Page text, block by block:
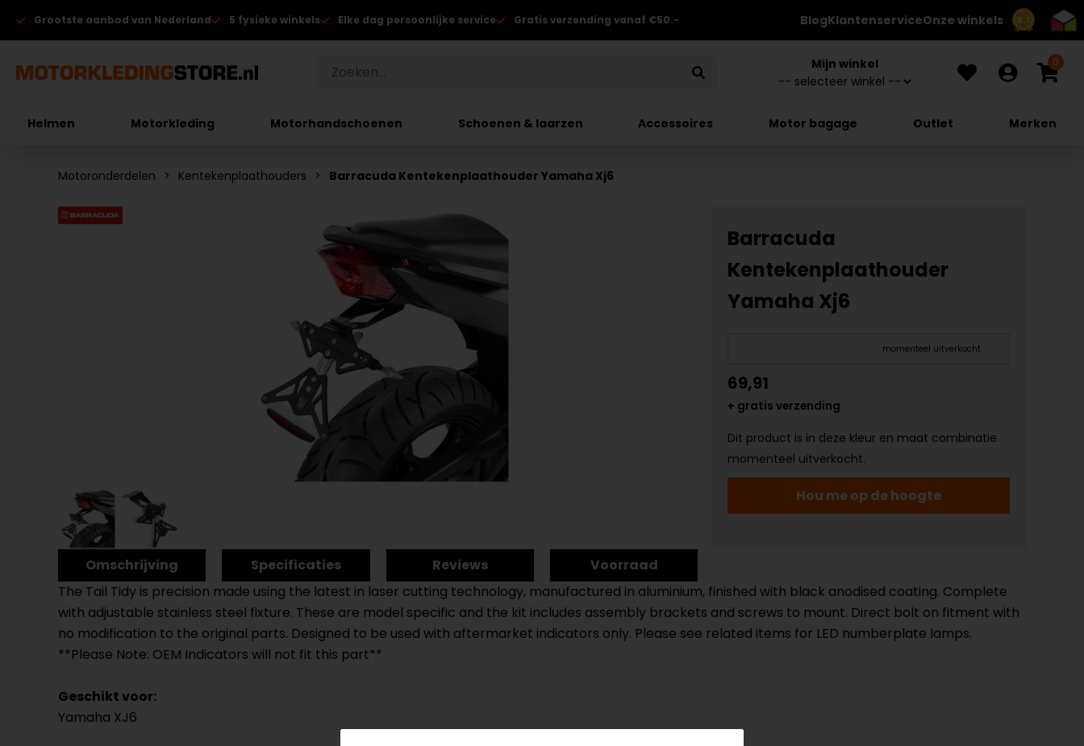
8.7
Grootste aanbod van Nederland 5 fysieke winkels Elke dag persoonlijke service Gratis verzending vanaf €50.- BlogKlantenserviceOnze winkels
Mijn winkel 0
Helmen Motorkleding Motorhandschoenen Schoenen & laarzen Accessoires Motor bagage Outlet Merken
Motoronderdelen Kentekenplaathouders Barracuda Kentekenplaathouder Yamaha Xj6
Barracuda
Kentekenplaathouder
Yamaha Xj6
momenteel uitverkocht
69,91
+ gratis verzending
Dit product is in deze kleur en maat combinatie
momenteel uitverkocht.
Hou me op de hoogte
Omschrijving Specificaties Reviews
Voorraad
The Tail Tidy is precision made using the latest in laser cutting technology, manufactured in aluminium, finished with black anodised coating. Complete
with adjustable stainless steel fixture. These are model specific and the kit includes assembly brackets and screws to mount. Direct bolt on fitment with
no modification to the original parts. Designed to be used with aftermarket indicators only. Please see related items for LED numberplate lamps.
**Please Note: OEM Indicators will not fit this part**
Geschikt voor:
Yamaha XJ6